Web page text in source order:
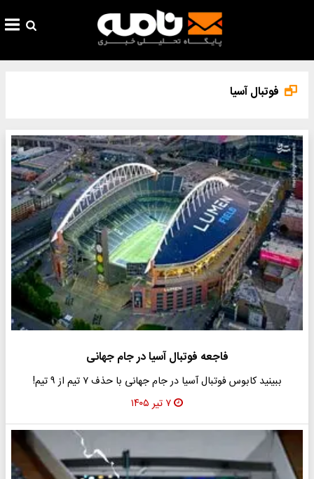
فوتبال آسیا
فاجعه فوتبال آسیا در جام جهانی
ببینید کابوس فوتبال آسیا در جام جهانی با حذف ۷ تیم از ۹ تیم!
۷ تیر ۱۴۰۵